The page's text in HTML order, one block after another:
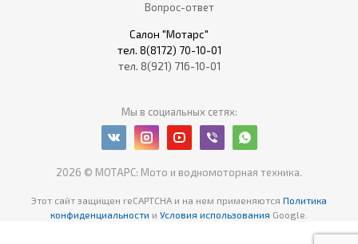
Вопрос-ответ
Салон "Мотарс"
тел. 8(8172) 70-10-01
тел. 8(921) 716-10-01
Мы в социальных сетях:
2026 © МОТАРС: Мото и водномоторная техника.
Этот сайт защищен reCAPTCHA и на нем применяются Политика
конфиденциальности и Условия использования Google.